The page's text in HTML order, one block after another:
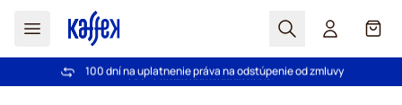
Hľadať Košík
Pri objednávke nad 49,00 € doprava zdarma
100 dní na uplatnenie práva na odstúpenie od zmluvy